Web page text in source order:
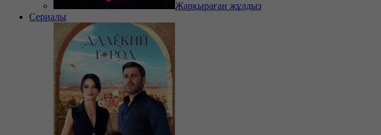
Жарқыраған жұлдыз
Сериалы